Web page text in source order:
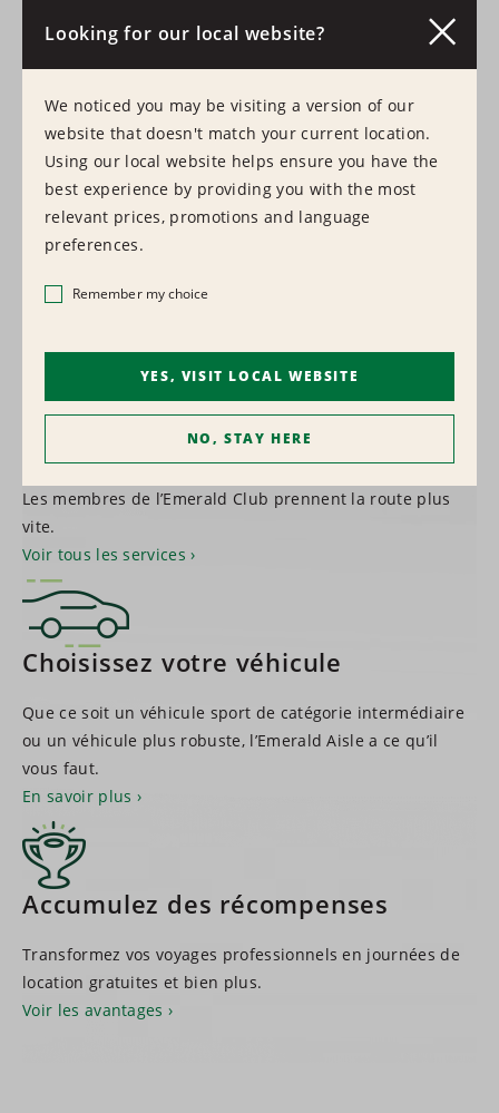
fois que vous louez un véhicule.
En savoir plus
Plus de 1 500
SUCCURSALES DANS LE MONDE ENTIER
Trouver une succursale
Évitez le comptoir
Les membres de l’Emerald Club prennent la route plus
vite.
Voir tous les services
Choisissez votre véhicule
Que ce soit un véhicule sport de catégorie intermédiaire
ou un véhicule plus robuste, l’Emerald Aisle a ce qu’il
vous faut.
En savoir plus
Accumulez des récompenses
Transformez vos voyages professionnels en journées de
location gratuites et bien plus.
Voir les avantages
Looking for our local website?
We noticed you may be visiting a version of our
website that doesn't match your current location.
Using our local website helps ensure you have the
best experience by providing you with the most
relevant prices, promotions and language
preferences.
Remember my choice
NO, STAY HERE
YES, VISIT LOCAL WEBSITE